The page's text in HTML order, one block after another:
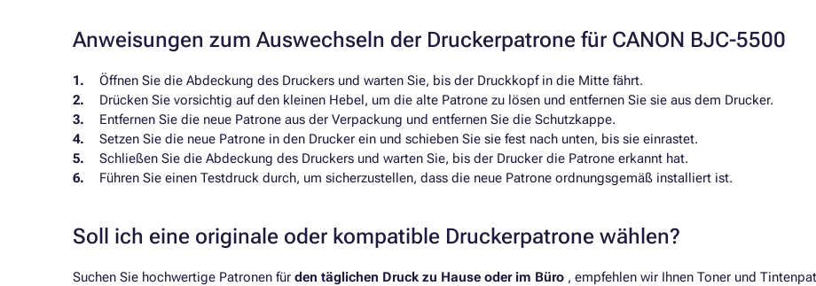
Anweisungen zum Auswechseln der Druckerpatrone für CANON BJC-5500
Öffnen Sie die Abdeckung des Druckers und warten Sie, bis der Druckkopf in die Mitte fährt.
Drücken Sie vorsichtig auf den kleinen Hebel, um die alte Patrone zu lösen und entfernen Sie sie aus dem Drucker.
Entfernen Sie die neue Patrone aus der Verpackung und entfernen Sie die Schutzkappe.
Setzen Sie die neue Patrone in den Drucker ein und schieben Sie sie fest nach unten, bis sie einrastet.
Schließen Sie die Abdeckung des Druckers und warten Sie, bis der Drucker die Patrone erkannt hat.
Führen Sie einen Testdruck durch, um sicherzustellen, dass die neue Patrone ordnungsgemäß installiert ist.
Soll ich eine originale oder kompatible Druckerpatrone wählen?
Suchen Sie hochwertige Patronen für den täglichen Druck zu Hause oder im Büro , empfehlen wir Ihnen Toner und